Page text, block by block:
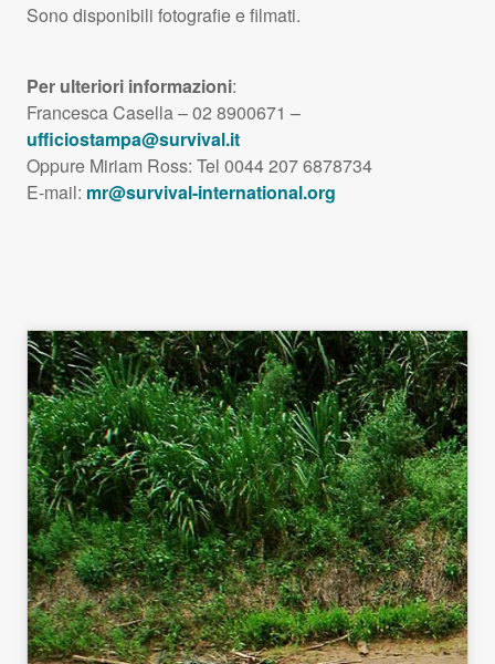
Sono disponibili fotografie e filmati.
Per ulteriori informazioni:
Francesca Casella – 02 8900671 –
ufficiostampa@survival.it
Oppure Miriam Ross: Tel 0044 207 6878734
E-mail: mr@survival-international.org